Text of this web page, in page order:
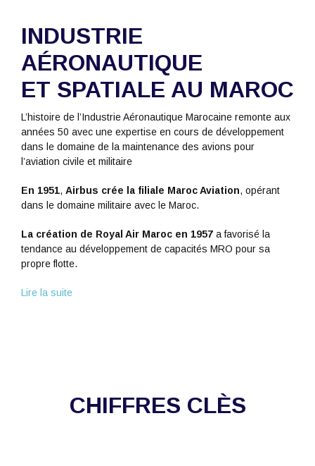
INDUSTRIE
AÉRONAUTIQUE
ET SPATIALE AU MAROC
L’histoire de l’Industrie Aéronautique Marocaine remonte aux
années 50 avec une expertise en cours de développement
dans le domaine de la maintenance des avions pour
l’aviation civile et militaire
En 1951, Airbus crée la filiale Maroc Aviation, opérant
dans le domaine militaire avec le Maroc.
La création de Royal Air Maroc en 1957a favorisé la
tendance au développement de capacités MRO pour sa
propre flotte.
Lire la suite
CHIFFRES CLÈS